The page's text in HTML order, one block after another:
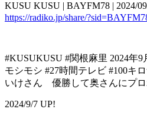
KUSU KUSU | BAYFM78 | 2024/
https://radiko.jp/share/
#KUSUKUSU #関根麻里 2024年
モシモシ #27時間テレビ #100キ
いけさん 優勝して奥さんにプロ
2024/9/7 UP!